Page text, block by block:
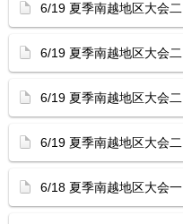
6/19 夏季南越地区大会
6/19 夏季南越地区大
6/19 夏季南越地区大会
6/19 夏季南越地区大会
6/18 夏季南越地区大会